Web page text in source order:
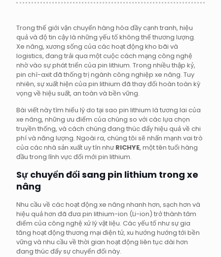
Trong thế giới vận chuyển hàng hóa đầy cạnh tranh, hiệu
quả và độ tin cậy là những yếu tố không thể thương lượng.
Xe nâng, xương sống của các hoạt động kho bãi và
logistics, đang trải qua một cuộc cách mạng công nghệ
nhờ vào sự phát triển của pin lithium. Trong nhiều thập kỷ,
pin chì-axit đã thống trị ngành công nghiệp xe nâng. Tuy
nhiên, sự xuất hiện của pin lithium đã thay đổi hoàn toàn kỳ
vọng về hiệu suất, an toàn và bền vững.
Bài viết này tìm hiểu lý do tại sao pin lithium là tương lai của
xe nâng, những ưu điểm của chúng so với các lựa chọn
truyền thống, và cách chúng đang thúc đẩy hiệu quả về chi
phí và năng lượng. Ngoài ra, chúng tôi sẽ nhấn mạnh vai trò
của các nhà sản xuất uy tín như RICHYE, một tên tuổi hàng
đầu trong lĩnh vực đổi mới pin lithium.
Sự chuyển đổi sang pin lithium trong xe
nâng
Nhu cầu về các hoạt động xe nâng nhanh hơn, sạch hơn và
hiệu quả hơn đã đưa pin lithium-ion (Li-ion) trở thành tâm
điểm của công nghệ xử lý vật liệu. Các yếu tố như sự gia
tăng hoạt động thương mại điện tử, xu hướng hướng tới bền
vững và nhu cầu về thời gian hoạt động liên tục dài hơn
đang thúc đẩy sự chuyển đổi này.